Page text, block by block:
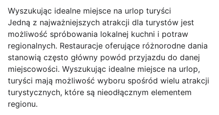
Wyszukując idealne miejsce na urlop turyści
Jedną z najważniejszych atrakcji dla turystów jest
możliwość spróbowania lokalnej kuchni i potraw
regionalnych. Restauracje oferujące różnorodne dania
stanowią często główny powód przyjazdu do danej
miejscowości. Wyszukując idealne miejsce na urlop,
turyści mają możliwość wyboru spośród wielu atrakcji
turystycznych, które są nieodłącznym elementem
regionu.